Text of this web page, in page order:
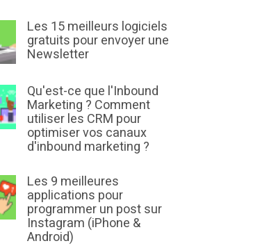
Les 15 meilleurs logiciels
gratuits pour envoyer une
Newsletter
Qu'est-ce que l'Inbound
Marketing ? Comment
utiliser les CRM pour
optimiser vos canaux
d'inbound marketing ?
Les 9 meilleures
applications pour
programmer un post sur
Instagram (iPhone &
Android)